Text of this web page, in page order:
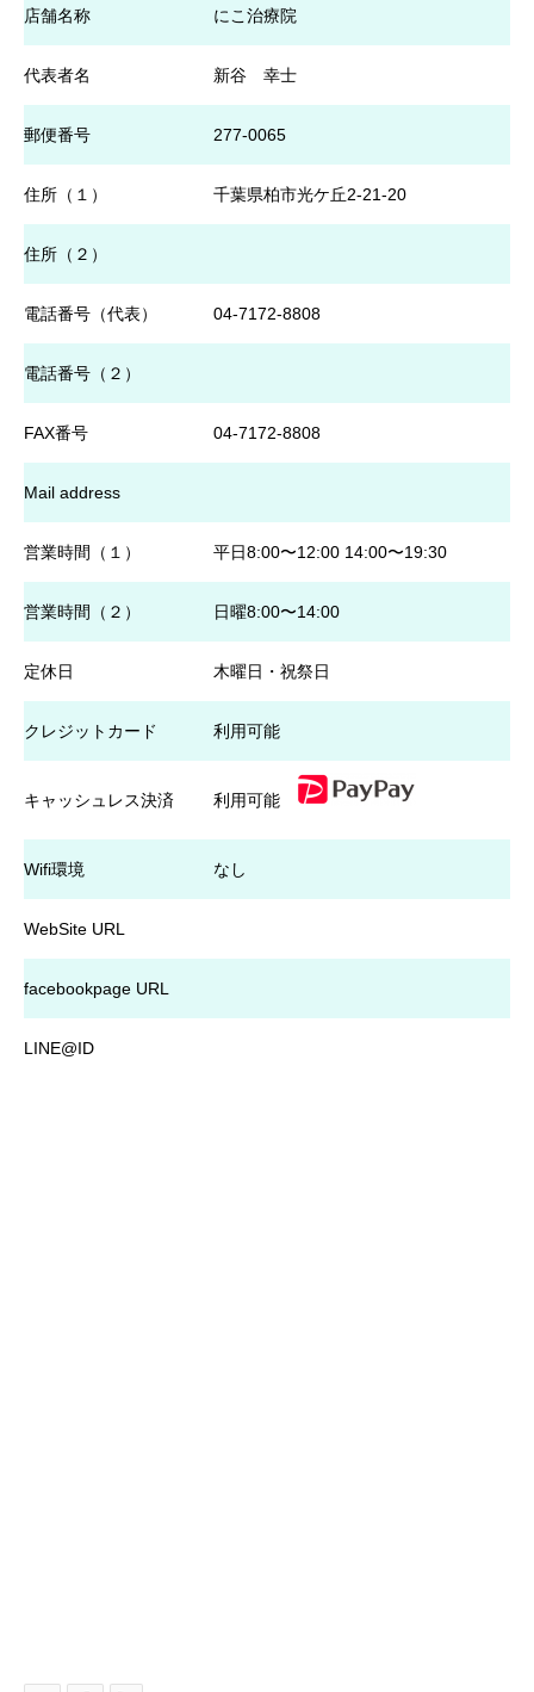
店舗名称 にこ治療院
代表者名 新谷 幸士
郵便番号 277-0065
住所（１） 千葉県柏市光ケ丘2-21-20
住所（２）
電話番号（代表） 04-7172-8808
電話番号（２）
FAX番号 04-7172-8808
Mail address
営業時間（１） 平日8:00〜12:00 14:00〜19:30
営業時間（２） 日曜8:00〜14:00
定休日 木曜日・祝祭日
クレジットカード 利用可能
キャッシュレス決済 利用可能
Wifi環境 なし
WebSite URL
facebookpage URL
LINE@ID